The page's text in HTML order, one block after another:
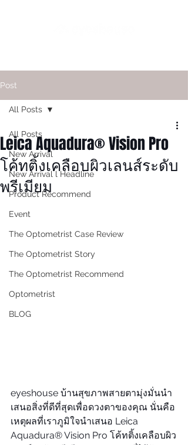
Post
All Posts
New Arrival
New Arrival l Headline
Product Recommend
Event
The Optometrist Case Review
The Optometrist Story
The Optometrist Recommend
Optometrist
BLOG
All Posts
Leica Aquadura® Vision Pro
โค้ทติ้งเคลือบผิวเลนส์ระดับ
พรีเมียม
eyeshouse บ้านสุขภาพสายตามุ่งมั่นนำ
เสนอสิ่งที่ดีที่สุดเพื่อดวงตาของคุณ นั่นคือ
เหตุผลที่เราภูมิใจนำเสนอ Leica
Aquadura® Vision Pro โค้ทติ้งเคลือบผิว